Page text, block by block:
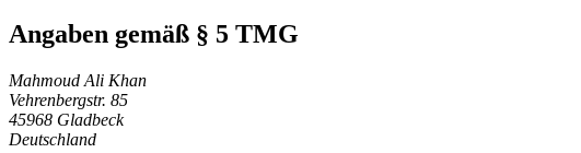
Angaben gemäß § 5 TMG
Mahmoud Ali Khan
Vehrenbergstr. 85
45968 Gladbeck
Deutschland